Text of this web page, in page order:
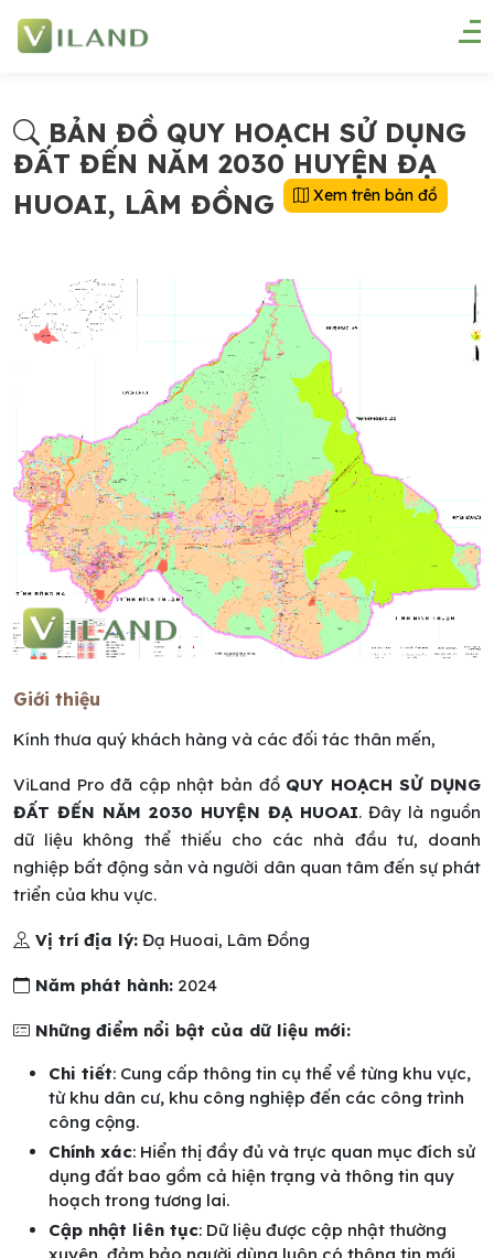
BẢN ĐỒ QUY HOẠCH SỬ DỤNG
ĐẤT ĐẾN NĂM 2030 HUYỆN ĐẠ
HUOAI, LÂM ĐỒNG
Xem trên bản đồ
Giới thiệu
Kính thưa quý khách hàng và các đối tác thân mến,
ViLand Pro đã cập nhật bản đồ QUY HOẠCH SỬ DỤNG
ĐẤT ĐẾN NĂM 2030 HUYỆN ĐẠ HUOAI. Đây là nguồn
dữ liệu không thể thiếu cho các nhà đầu tư, doanh
nghiệp bất động sản và người dân quan tâm đến sự phát
triển của khu vực.
Vị trí địa lý: Đạ Huoai, Lâm Đồng
Năm phát hành: 2024
Những điểm nổi bật của dữ liệu mới:
Chi tiết: Cung cấp thông tin cụ thể về từng khu vực,
từ khu dân cư, khu công nghiệp đến các công trình
công cộng.
Chính xác: Hiển thị đầy đủ và trực quan mục đích sử
dụng đất bao gồm cả hiện trạng và thông tin quy
hoạch trong tương lai.
Cập nhật liên tục: Dữ liệu được cập nhật thường